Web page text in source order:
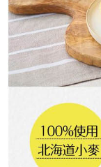
權轉讓予恩沛科技股
２．關於個人資料處
https://aftee.tw/terms/
３．未成年的使用者
「AFTEE先享後付」
任。
４．使用「AFTEE先
請求用戶進行身份認證
５．嚴禁一人註冊多
恩沛科技股份有限公
離島宅配
每筆NT$150，滿